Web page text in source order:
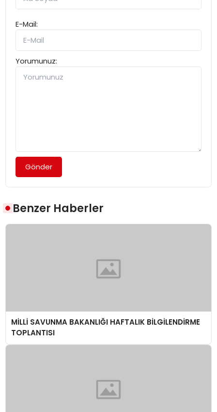
E-Mail:
Yorumunuz:
Gönder
Benzer Haberler
MİLLİ SAVUNMA BAKANLIĞI HAFTALIK BİLGİLENDİRME
TOPLANTISI